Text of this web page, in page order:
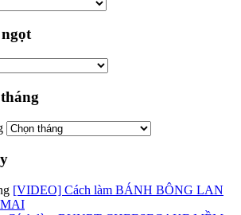
[VIDEO] Cách làm BÁNH BÔNG LAN